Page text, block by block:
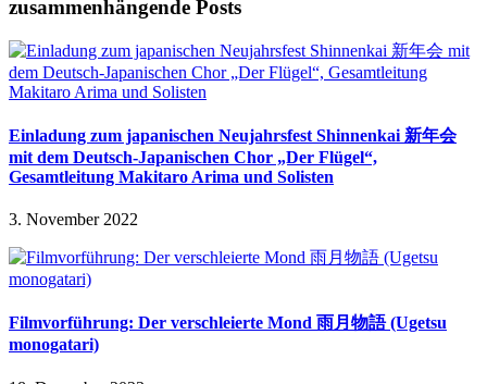
zusammenhängende Posts
Einladung zum japanischen Neujahrsfest Shinnenkai 新年会
mit dem Deutsch-Japanischen Chor „Der Flügel“,
Gesamtleitung Makitaro Arima und Solisten
3. November 2022
Filmvorführung: Der verschleierte Mond 雨月物語 (Ugetsu
monogatari)